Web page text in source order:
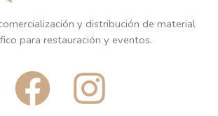
y distribución de material
para restauración y eventos.
F I